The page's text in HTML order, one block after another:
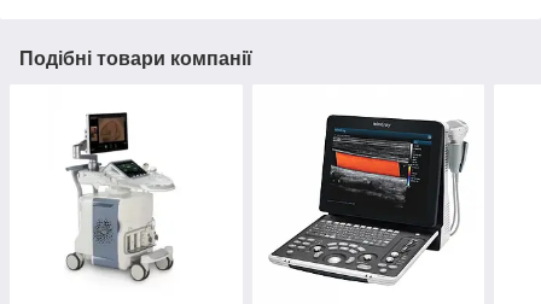
Подібні товари компанії